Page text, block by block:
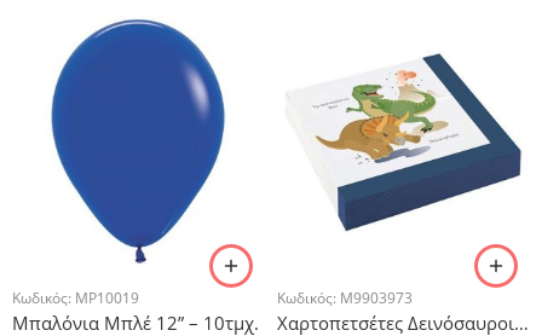
Κωδικός: MP10019
Μπαλόνια Μπλέ 12” – 10τμχ.
Κωδικός: M9903973
Χαρτοπετσέτες Δεινόσαυροι – 20τμχ.